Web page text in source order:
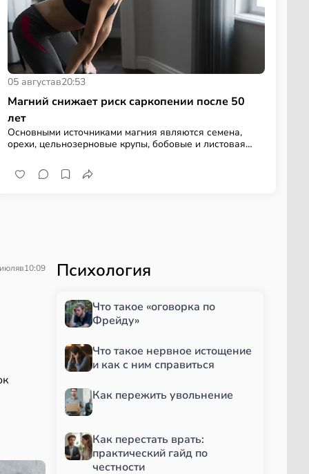
05 августав20:53
Магний снижает риск саркопении после 50
лет
Основными источниками магния являются семена,
орехи, цельнозерновые крупы, бобовые и листовая
в10:09 Психология
Что такое «оговорка по
Фрейду»
Что такое нервное истощение
и как с ним справиться
Как пережить увольнение
Как перестать врать:
практический гайд по
честности